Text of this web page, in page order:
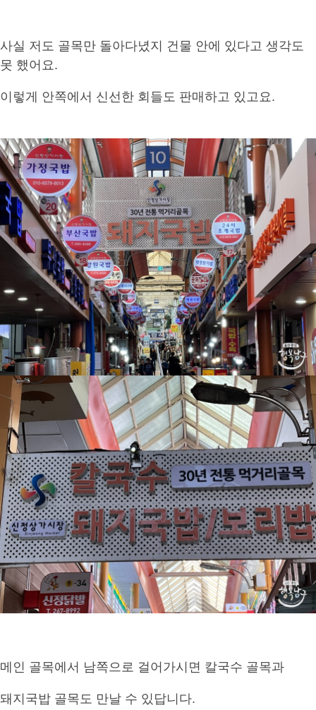
사실 저도 골목만 돌아다녔지 건물 안에 있다고 생각도
못 했어요.
이렇게 안쪽에서 신선한 회들도 판매하고 있고요.
메인 골목에서 남쪽으로 걸어가시면 칼국수 골목과
돼지국밥 골목도 만날 수 있답니다.